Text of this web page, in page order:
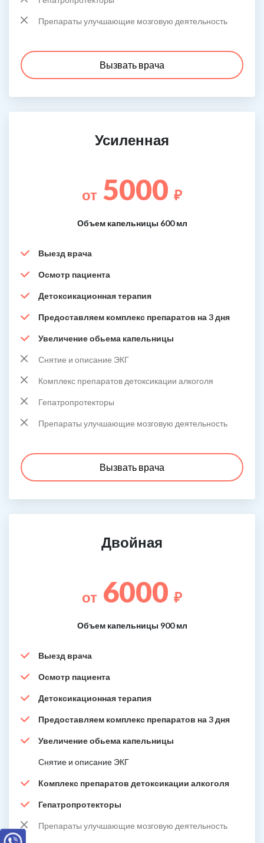
Препараты улучшающие мозговую деятельность
Вызвать врача
Усиленная
от 5000 ₽
Объем капельницы 600 мл
Выезд врача
Осмотр пациента
Детоксикационная терапия
Предоставляем комплекс препаратов на 3 дня
Увеличение обьема капельницы
Снятие и описание ЭКГ
Комплекс препаратов детоксикации алкоголя
Гепатропротекторы
Препараты улучшающие мозговую деятельность
Вызвать врача
Двойная
от 6000 ₽
Объем капельницы 900 мл
Выезд врача
Осмотр пациента
Детоксикационная терапия
Предоставляем комплекс препаратов на 3 дня
Увеличение обьема капельницы
Снятие и описание ЭКГ
Комплекс препаратов детоксикации алкоголя
Гепатропротекторы
Препараты улучшающие мозговую деятельность